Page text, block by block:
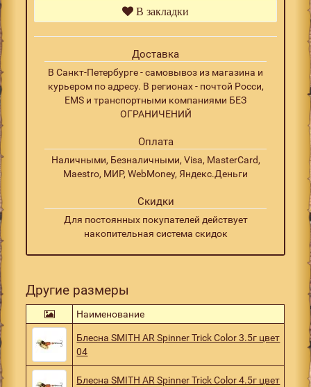
В закладки
Доставка
В Санкт-Петербурге - самовывоз из магазина и
курьером по адресу. В регионах - почтой Росси,
EMS и транспортными компаниями БЕЗ
ОГРАНИЧЕНИЙ
Оплата
Наличными, Безналичными, Visa, MasterCard,
Maestro, МИР, WebMoney, Яндекс.Деньги
Скидки
Для постоянных покупателей действует
накопительная система скидок
Другие размеры
Наименование
Блесна SMITH AR Spinner Trick Color 3.5г цвет
04
Блесна SMITH AR Spinner Trick Color 4.5г цвет